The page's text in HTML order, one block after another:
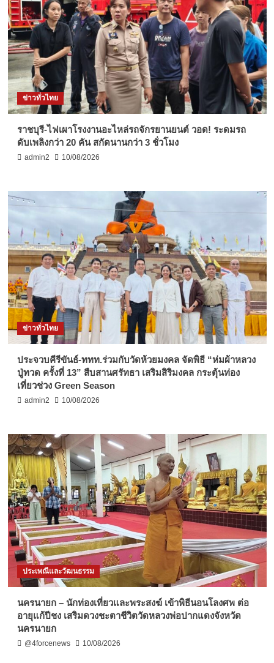
ข่าวทั่วไทย
ราชบุรี-ไฟเผาโรงงานอะไหล่รถจักรยานยนต์ วอด! ระดมรถ
ดับเพลิงกว่า 20 คัน สกัดนานกว่า 3 ชั่วโมง
admin2 10/08/2026
ข่าวทั่วไทย
ประจวบคีรีขันธ์-ททท.ร่วมกับวัดห้วยมงคล จัดพิธี “ห่มผ้าหลวง
ปู่ทวด ครั้งที่ 13” สืบสานศรัทธา เสริมสิริมงคล กระตุ้นท่อง
เที่ยวช่วง Green Season
admin2 10/08/2026
ประเพณีและวัฒนธรรม
นครนายก – นักท่องเที่ยวและพระสงฆ์ เข้าพิธีนอนโลงศพ ต่อ
อายุแก้ปีชง เสริมดวงชะตาชีวิตวัดหลวงพ่อปากแดงจังหวัด
นครนายก
@4forcenews 10/08/2026